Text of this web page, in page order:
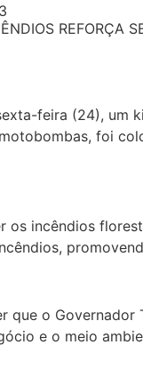
REFORÇA
feira (24), um
foi
os incêndios
que o
e o meio